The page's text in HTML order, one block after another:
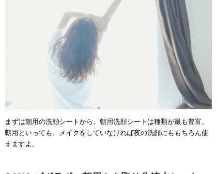
まずは朝用の洗顔シートから。朝用洗顔シートは種類が最も豊富。
朝用といっても、メイクをしていなければ夜の洗顔にももちろん使
えますよ。